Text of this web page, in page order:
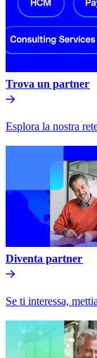
Trova un partner​​
Esplora la nostra
Diventa partner​​
Se ti interessa,